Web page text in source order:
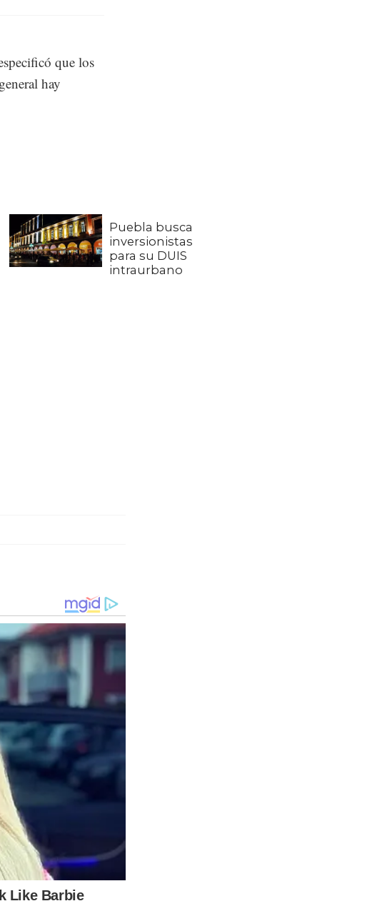
que los
hay
Puebla busca
inversionistas
para su DUIS
intraurbano